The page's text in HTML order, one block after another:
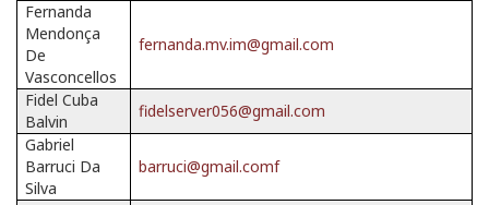
Fernanda
Mendonça
De
Vasconcellos
fernanda.mv.im@gmail.com
Fidel Cuba
Balvin
fidelserver056@gmail.com
Gabriel
Barruci Da
Silva
barruci@gmail.comf